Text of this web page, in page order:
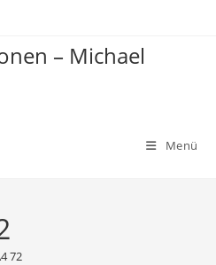
– Michael
Menü
72